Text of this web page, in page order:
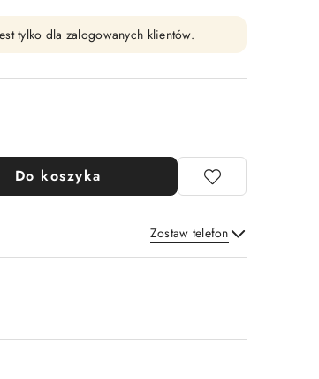
tylko dla zalogowanych klientów.
Do koszyka
Zostaw telefon
Wyślij